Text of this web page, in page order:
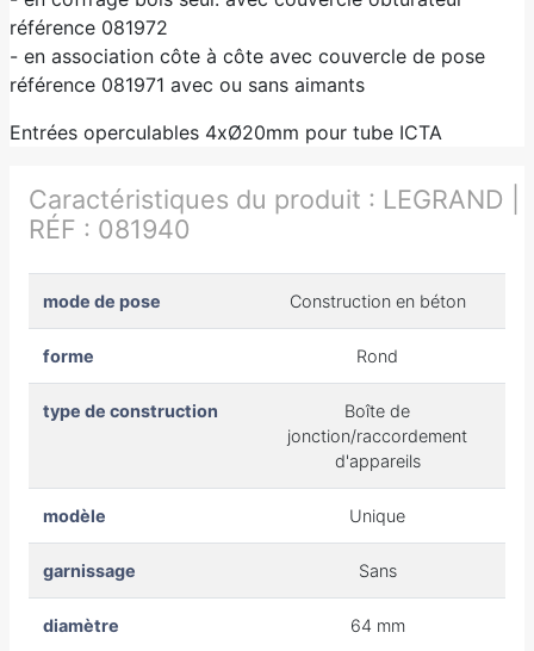
référence 081972
- en association côte à côte avec couvercle de pose
référence 081971 avec ou sans aimants
Entrées operculables 4xØ20mm pour tube ICTA
Caractéristiques du produit : LEGRAND |
RÉF : 081940
mode de pose Construction en béton
forme Rond
type de construction
Boîte de
jonction/raccordement
d'appareils
modèle Unique
garnissage Sans
diamètre 64 mm